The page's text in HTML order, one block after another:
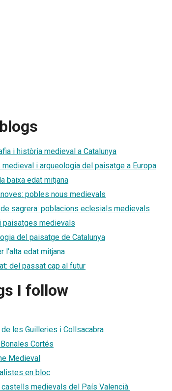
i història medieval a Catalunya
medieval i arqueologia del paisatge a Europa
baixa edat mitjana
pobles nous medievals
sagrera: poblacions eclesials medievals
paisatges medievals
del paisatge de Catalunya
l'alta edat mitjana
del passat cap al futur
I follow
les Guilleries i Collsacabra
Cortés
Medieval
en bloc
medievals del País Valencià.